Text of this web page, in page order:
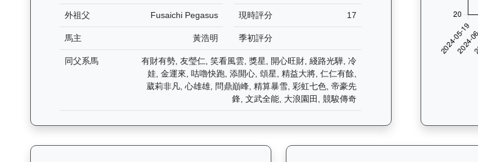
外祖父 Fusaichi Pegasus 現時評分 17
馬主 黃浩明 季初評分
同父系馬
有財有勢, 友瑩仁, 笑看風雲, 獎星, 開心旺財, 綫路光驊, 冷
娃, 金運來, 咕嚕快跑, 添開心, 頌星, 精益大將, 仁仁有餘,
葳莉非凡, 心雄雄, 問鼎巔峰, 精算暴雪, 彩虹七色, 帝豪先
鋒, 文武全能, 大浪園田, 競駿傳奇